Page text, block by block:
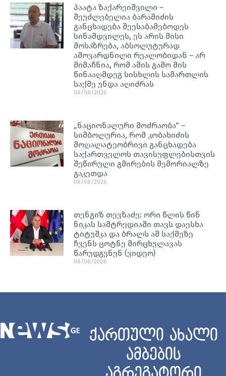
პაატა ზაქარეიშვილი –
შეუძლებელია ბარამიძის
განცხადება შეესაბამებოდეს
სინამდვილეს, ეს არის მისი
მოსაზრება, აბსოლუტურად
ამოვარდნილი რეალობიდან – არ
მიმაჩნია, რომ ამის გამო მის
წინააღმდეგ სისხლის სამართლის
საქმე უნდა აღიძრას
08/08/2026
„ნაციონალური მოძრაობა“ –
სიმბოლურია, რომ კობახიძის
მოღალატეობრივი განცხადება
საქართველოს თავისუფლებისთვის
შეწირული გმირების მემორიალზე
გაკეთდა
08/08/2026
თენგიზ თევზაძე: ორი წლის წინ
ნიკას სამტრედიაში თავს დაესხა
ტიტუშკა და ბრალს ამ საქმეზე
ჩვენს ცოტნე მირცხულავას
წარუდგენენ (ვიდეო)
08/08/2026
ქართული ახალი
ამბების